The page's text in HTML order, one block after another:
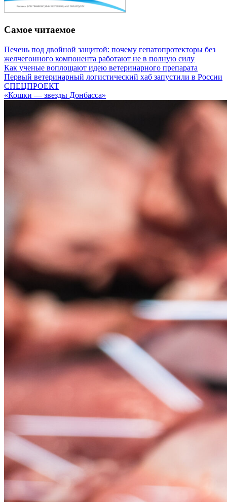
Самое читаемое
Печень под двойной защитой: почему гепатопротекторы без
желчегонного компонента работают не в полную силу
Как ученые воплощают идею ветеринарного препарата
Первый ветеринарный логистический хаб запустили в России
СПЕЦПРОЕКТ
«Кошки — звезды Донбасса»